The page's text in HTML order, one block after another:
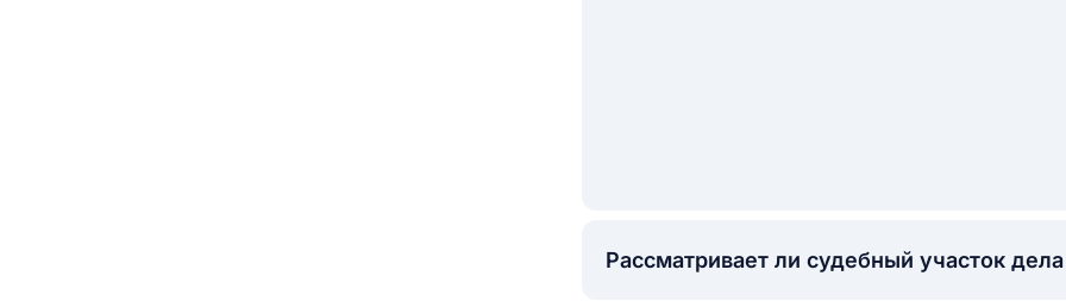
Рассматривает ли судебный участок